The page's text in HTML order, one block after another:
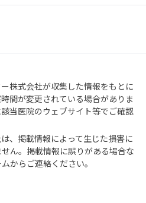
株式会社が収集した情報をもとに
間が変更されている場合がありま
当医院のウェブサイト等でご確認
、掲載情報によって生じた損害に
ん。掲載情報に誤りがある場合な
からご連絡ください。